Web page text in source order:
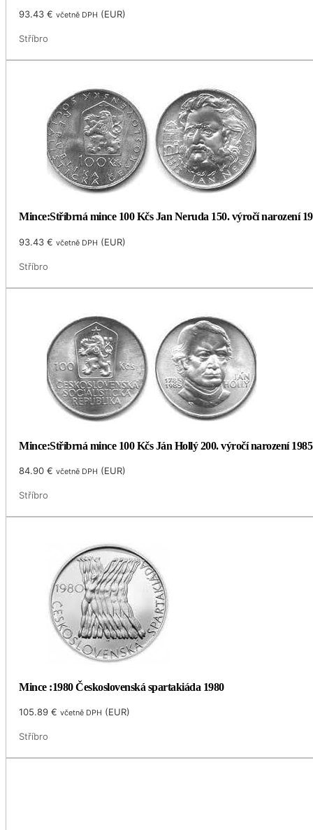
93.43€ včetně DPH (EUR)
Stříbro
Mince:Stříbrná mince 100 Kčs Jan Neruda 150. výročí narození
93.43€ včetně DPH (EUR)
Stříbro
Mince:Stříbrná mince 100 Kčs Ján Hollý 200. výročí narození 1985
84.90€ včetně DPH (EUR)
Stříbro
Mince :1980 Československá spartakiáda 1980
105.89€ včetně DPH (EUR)
Stříbro